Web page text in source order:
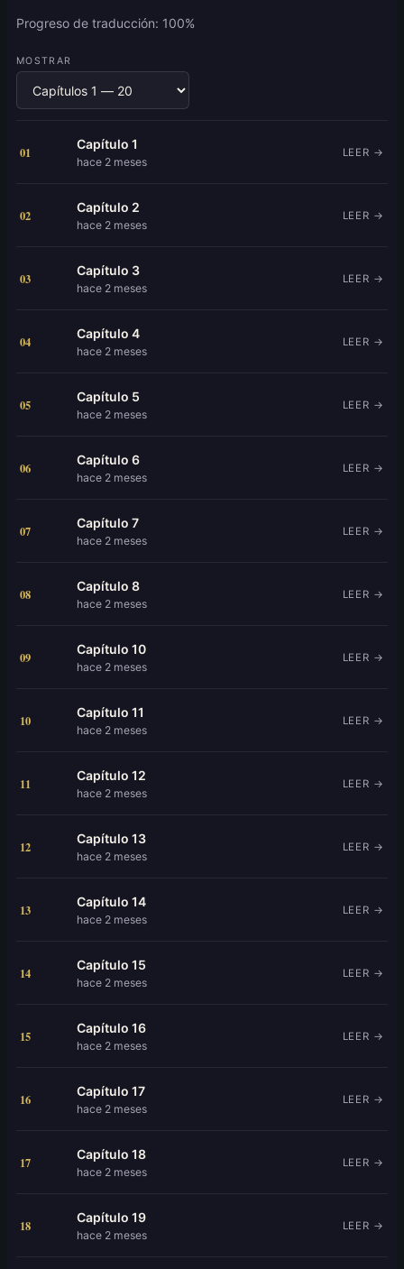
Progreso de traducción: 100%
MOSTRAR
01
Capítulo 1
hace 2 meses
LEER →
02
Capítulo 2
hace 2 meses
LEER →
03
Capítulo 3
hace 2 meses
LEER →
04
Capítulo 4
hace 2 meses
LEER →
05
Capítulo 5
hace 2 meses
LEER →
06
Capítulo 6
hace 2 meses
LEER →
07
Capítulo 7
hace 2 meses
LEER →
08
Capítulo 8
hace 2 meses
LEER →
09
Capítulo 10
hace 2 meses
LEER →
10
Capítulo 11
hace 2 meses
LEER →
11
Capítulo 12
hace 2 meses
LEER →
12
Capítulo 13
hace 2 meses
LEER →
13
Capítulo 14
hace 2 meses
LEER →
14
Capítulo 15
hace 2 meses
LEER →
15
Capítulo 16
hace 2 meses
LEER →
16
Capítulo 17
hace 2 meses
LEER →
17
Capítulo 18
hace 2 meses
LEER →
18
Capítulo 19
hace 2 meses
LEER →